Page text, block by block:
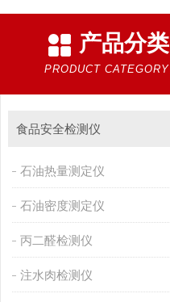
产品分类
PRODUCT CATEGORY
食品安全检测仪
石油热量测定仪
石油密度测定仪
丙二醛检测仪
注水肉检测仪